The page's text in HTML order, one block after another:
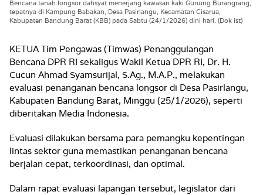
Bencana tanah longsor dahsyat menerjang kawasan kaki Gunung Burangrang,
tepatnya di Kampung Babakan, Desa Pasirlangu, Kecamatan Cisarua,
Kabupaten Bandung Barat (KBB) pada Sabtu (24/1/2026) dini hari. (Dok ist)
KETUA Tim Pengawas (Timwas) Penanggulangan
Bencana DPR RI sekaligus Wakil Ketua DPR RI, Dr. H.
Cucun Ahmad Syamsurijal, S.Ag., M.A.P., melakukan
evaluasi penanganan bencana longsor di Desa Pasirlangu,
Kabupaten Bandung Barat, Minggu (25/1/2026), seperti
diberitakan Media Indonesia.
Evaluasi dilakukan bersama para pemangku kepentingan
lintas sektor guna memastikan penanganan bencana
berjalan cepat, terkoordinasi, dan optimal.
Dalam rapat evaluasi lapangan tersebut, legislator dari